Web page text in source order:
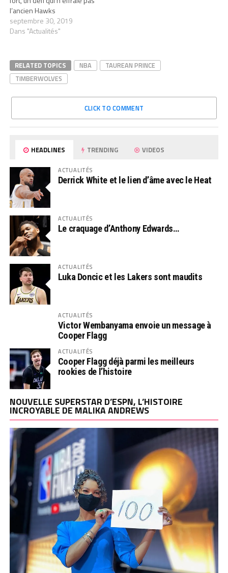
l’ancien Hawks
septembre 30, 2019
Dans "Actualités"
RELATED TOPICS NBA
TAUREAN PRINCE
TIMBERWOLVES
CLICK TO COMMENT
HEADLINES TRENDING VIDEOS
ACTUALITÉS
Derrick White et le lien d’âme avec le Heat
ACTUALITÉS
Le craquage d’Anthony Edwards…
ACTUALITÉS
Luka Doncic et les Lakers sont maudits
ACTUALITÉS
Victor Wembanyama envoie un message à
Cooper Flagg
ACTUALITÉS
Cooper Flagg déjà parmi les meilleurs
rookies de l’histoire
NOUVELLE SUPERSTAR D’ESPN, L’HISTOIRE
INCROYABLE DE MALIKA ANDREWS